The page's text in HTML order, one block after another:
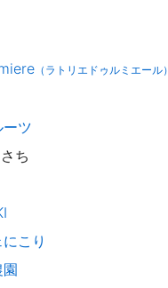
（ラトリエドゥルミエール）
ツ
ち
こり